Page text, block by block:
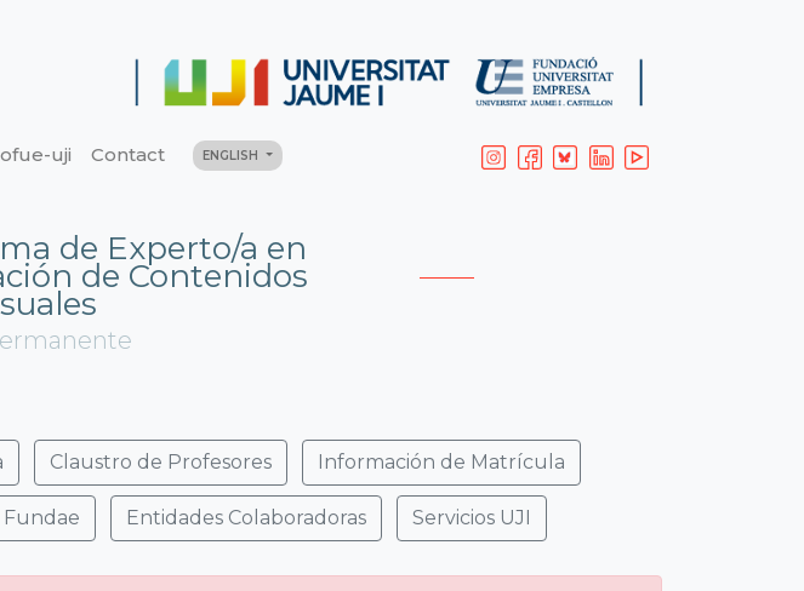
uji Contact ENGLISH
de Experto/a en
de Contenidos
Claustro de Profesores Información de Matrícula
Fundae Entidades Colaboradoras Servicios UJI